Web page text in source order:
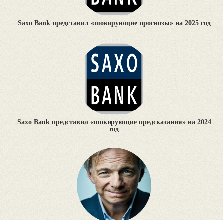
Saxo Bank представил «шокирующие прогнозы» на 2025 год
Saxo Bank представил «шокирующие предсказания» на 2024
год